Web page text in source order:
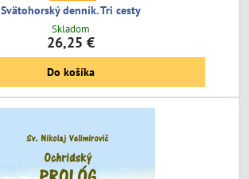
Svätohorský denník. Tri cesty
Skladom
26,25 €
Do košíka